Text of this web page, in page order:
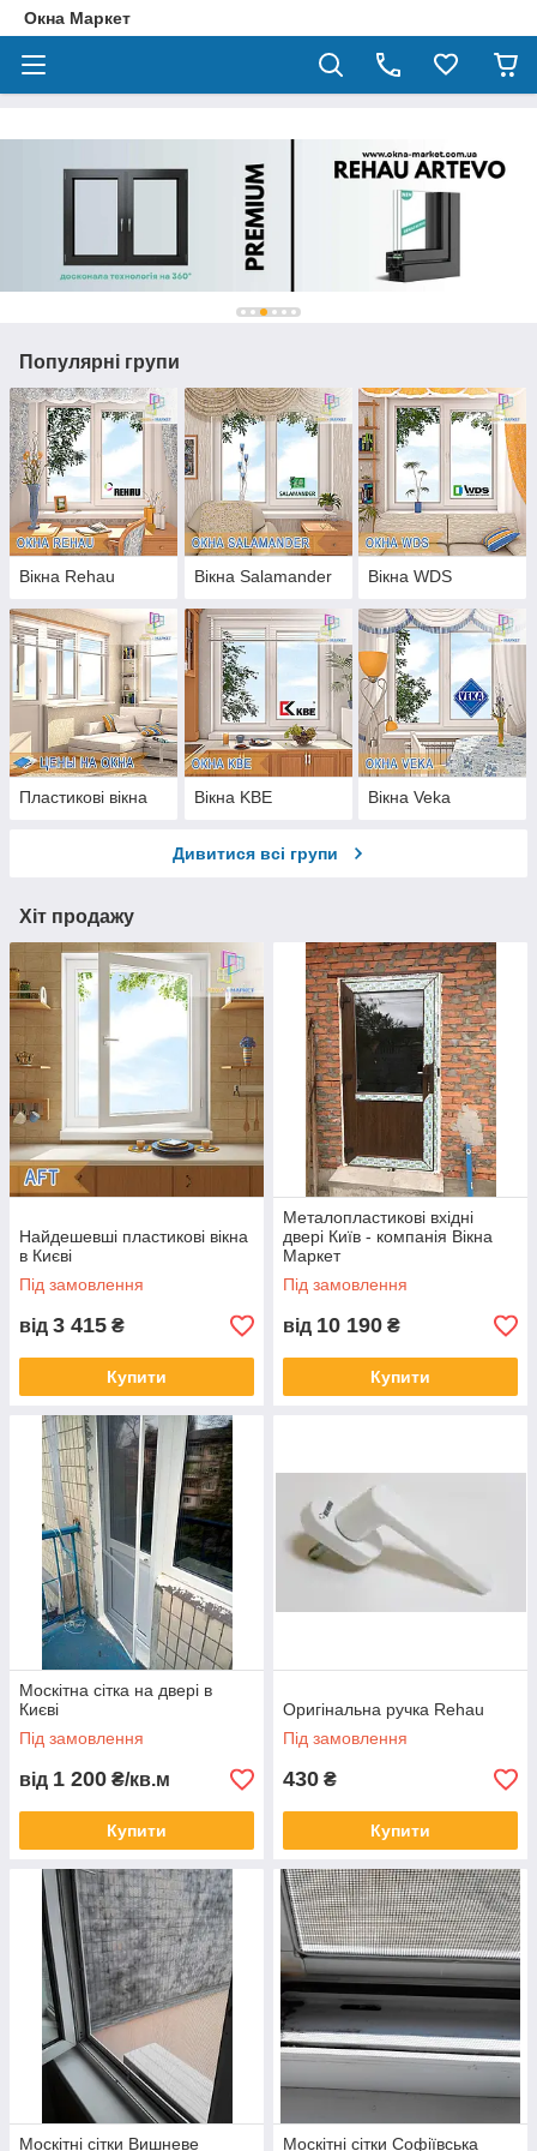
Окна Маркет
Популярні групи
Вікна Rehau Вікна Salamander Вікна WDS
Пластикові вікна Вікна KBE Вікна Veka
Дивитися всі групи
Хіт продажу
Найдешевші пластикові вікна
в Києві
Під замовлення
від 3 415 ₴
Купити
Металопластикові вхідні
двері Київ - компанія Вікна
Маркет
Під замовлення
від 10 190 ₴
Купити
Москітна сітка на двері в
Києві
Під замовлення
від 1 200 ₴/кв.м
Купити
Оригінальна ручка Rehau
Під замовлення
430 ₴
Купити
Москітні сітки Вишневе Москітні сітки Софіївська